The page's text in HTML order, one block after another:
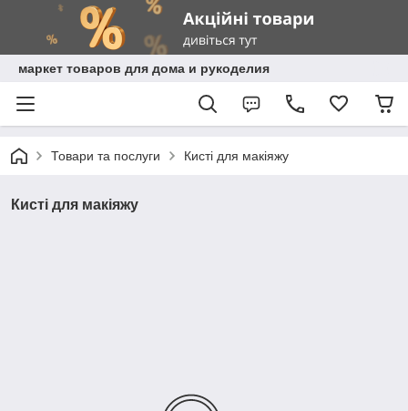
маркет товаров для дома и рукоделия
Товари та послуги Кисті для макіяжу
Кисті для макіяжу